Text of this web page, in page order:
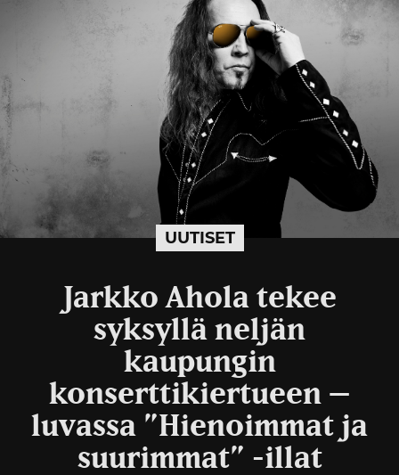
UUTISET
Jarkko Ahola tekee
syksyllä neljän
kaupungin
konserttikiertueen –
luvassa ”Hienoimmat ja
suurimmat” -illat